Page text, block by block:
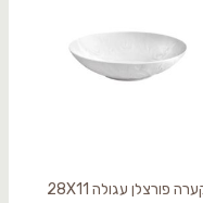
קערה פורצלן עגולה 28X11